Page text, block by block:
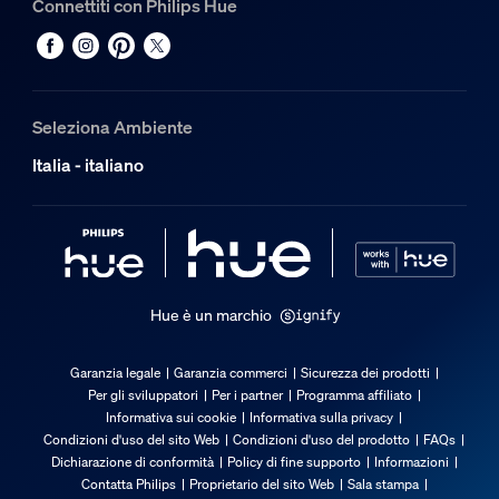
Connettiti con Philips Hue
Seleziona Ambiente
Italia - italiano
Hue è un marchio
Garanzia legale Garanzia commerci
Sicurezza dei prodotti
Per gli sviluppatori
Per i partner
Programma affiliato
Informativa sui cookie
Informativa sulla privacy
Condizioni d'uso del sito Web
Condizioni d'uso del prodotto
FAQs
Dichiarazione di conformità
Policy di fine supporto
Informazioni
Contatta Philips
Proprietario del sito Web
Sala stampa